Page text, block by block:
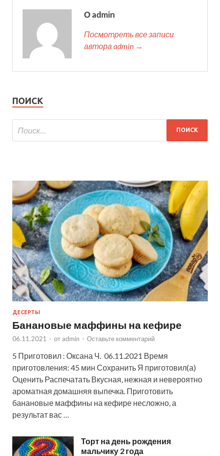
О admin
Посмотреть все записи
автора admin →
ПОИСК
ДЕСЕРТЫ
Банановые маффины на кефире
06.11.2021 - от admin - Оставьте комментарий
5 Приготовил : Оксана Ч. 06.11.2021 Время
приготовления: 45 мин Сохранить Я приготовил(а)
Оценить Распечатать Вкусная, нежная и невероятно
ароматная домашняя выпечка. Приготовить
банановые маффины на кефире несложно, а
результат вас …
Торт на день рождения
мальчику 2 года